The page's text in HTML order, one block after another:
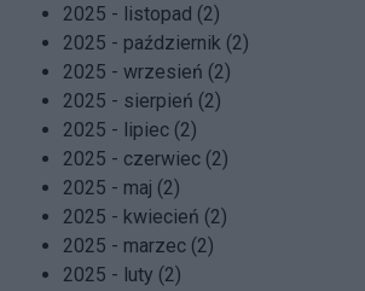
2025 - listopad (2)
2025 - październik (2)
2025 - wrzesień (2)
2025 - sierpień (2)
2025 - lipiec (2)
2025 - czerwiec (2)
2025 - maj (2)
2025 - kwiecień (2)
2025 - marzec (2)
2025 - luty (2)